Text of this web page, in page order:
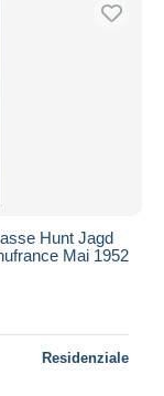
Hunt Jagd
Mai 1952
Residenziale